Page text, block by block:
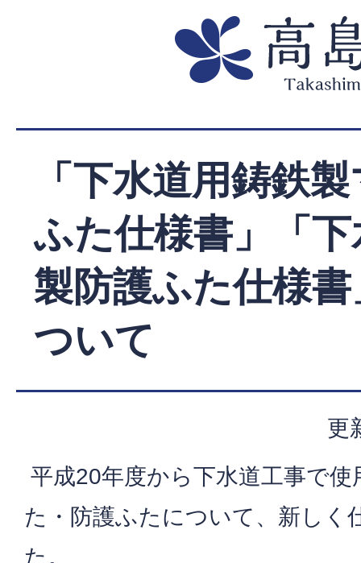
「下水道用鋳鉄
ふた仕様書」「
製防護ふた仕様
ついて
更
平成20年度から下水道工事で
た・防護ふたについて、新しく
た。